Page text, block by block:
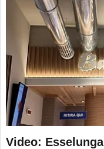
Video: